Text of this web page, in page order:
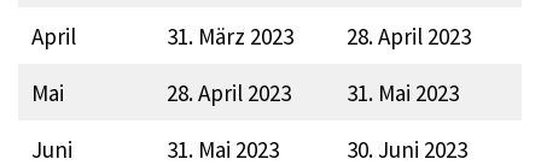
April 31. März 2023
28. April 2023
Mai
28. April 2023
31. Mai 2023
Juni
31. Mai 2023
30. Juni 2023